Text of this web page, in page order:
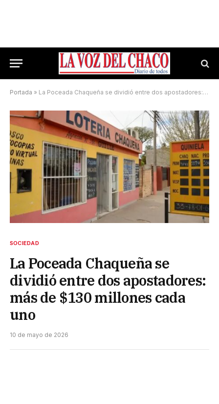
Portada » La Poceada Chaqueña se dividió entre dos apostadores: más de $130 millones cada uno
SOCIEDAD
La Poceada Chaqueña se
dividió entre dos apostadores:
más de $130 millones cada
uno
10 de mayo de 2026